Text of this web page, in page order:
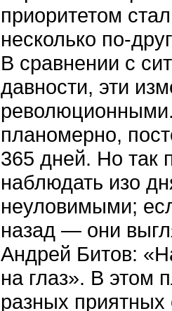
приоритетом
несколько по-
В сравнении с
давности, эти
планомерно,
365 дней. Но так
наблюдать изо
неуловимыми;
назад — они
Андрей Битов:
на глаз». В этом
разных